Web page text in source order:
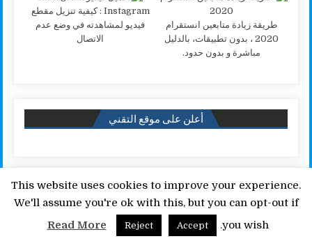
طريقة زيادة متابعين انستقرام
2020 ، بدون تطبيقات، بالدليل
مباشرة و بدون حدود.
Instagram : كيفية تنزيل مقطع
فيديو لمشاهدته في وضع عدم
الاتصال
أعلن على موقع التقني
This website uses cookies to improve your experience.
We'll assume you're ok with this, but you can opt-out if
you wish.
Accept
Reject
Read More